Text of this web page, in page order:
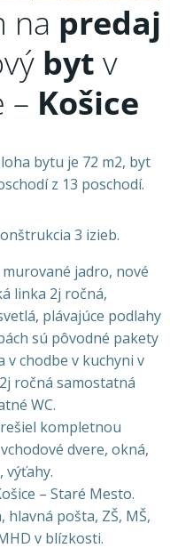
na predaj
byt v
– Košice
bytu je 72 m2, byt
z 13 poschodí.
3 izieb.
jadro, nové
linka 2j ročná,
plávajúce podlahy
sú pôvodné pakety
v chodbe v kuchyni v
ročná samostatná
WC.
kompletnou
dvere, okná,
výťahy.
– Staré Mesto.
hlavná pošta, ZŠ, MŠ,
v blízkosti.